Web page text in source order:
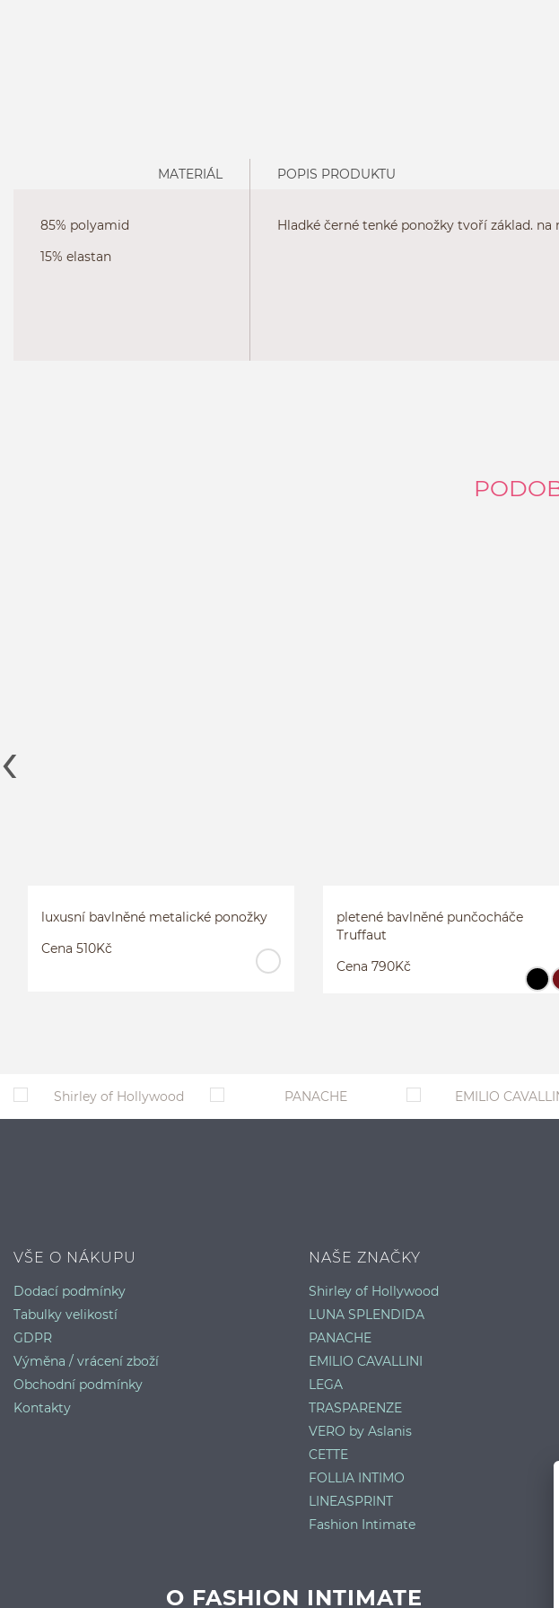
MATERIÁL
85% polyamid
15% elastan
POPIS PRODUKTU
Hladké černé tenké ponožky tvoří základ.
luxusní bavlněné metalické ponožky
Cena 510Kč
pletené bavlněné punčocháče
Truffaut
Cena 790Kč
VŠE O NÁKUPU
Dodací podmínky
Tabulky velikostí
GDPR
Výměna / vrácení zboží
Obchodní podmínky
Kontakty
NAŠE ZNAČKY
Shirley of Hollywood
LUNA SPLENDIDA
PANACHE
EMILIO CAVALLINI
LEGA
TRASPARENZE
VERO by Aslanis
CETTE
FOLLIA INTIMO
LINEASPRINT
Fashion Intimate
O FASHION INTIMATE